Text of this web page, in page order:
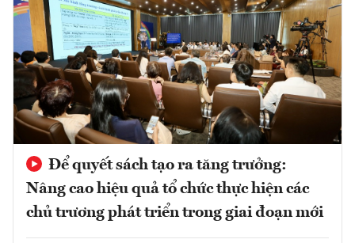
Để quyết sách tạo ra tăng trưởng:
Nâng cao hiệu quả tổ chức thực hiện các
chủ trương phát triển trong giai đoạn mới